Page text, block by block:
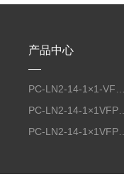
产品中心